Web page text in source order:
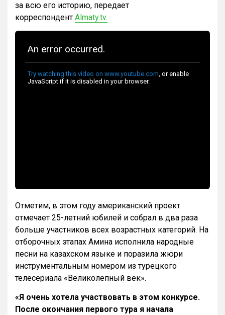
за всю его историю, передает
корреспондент Almaty.tv.
Отметим, в этом году американский проект
отмечает 25-летний юбилей и собрал в два раза
больше участников всех возрастных категорий. На
отборочных этапах Амина исполнила народные
песни на казахском языке и поразила жюри
инструментальным номером из турецкого
телесериала «Великолепный век».
«Я очень хотела участвовать в этом конкурсе.
После окончания первого тура я начала